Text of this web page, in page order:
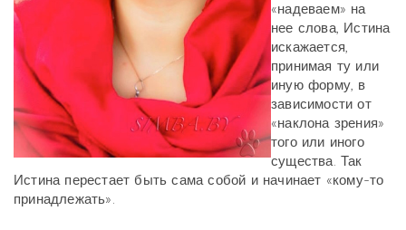
«надеваем» на
нее слова, Истина
искажается,
принимая ту или
иную форму, в
зависимости от
«наклона зрения»
того или иного
существа. Так
Истина перестает быть сама собой и начинает «кому-то
принадлежать».